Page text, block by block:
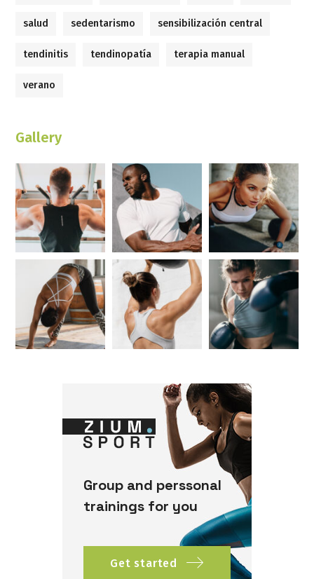
salud sedentarismo sensibilización central
tendinitis tendinopatía terapia manual
verano
Gallery
Group and perssonal
trainings for you
Get started